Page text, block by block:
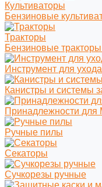
Культиваторы
Бензиновые
Тракторы
Бензиновые
Инструмент для
Канистры и системы
Принадлежности для
Ручные пилы
Секаторы
Сучкорезы ручные